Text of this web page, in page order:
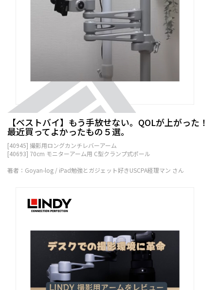
【ベストバイ】もう手放せない。QOLが上がった！
最近買ってよかったもの５選。
[40945] 撮影用ロングカンチレバーアーム
[40693] 70cm モニターアーム用 C型クランプ式ポール
著者：Goyan-log / iPad勉強とガジェット好きUSCPA経理マン さん